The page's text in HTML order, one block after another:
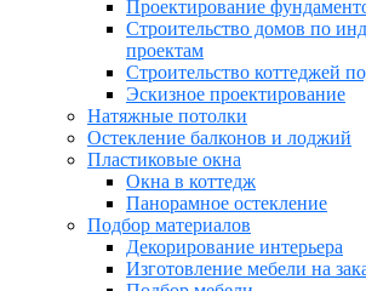
Проектирование
Строительство домов по
проектам
Строительство коттеджей
Эскизное проектирование
Натяжные потолки
Остекление балконов и лоджий
Пластиковые окна
Окна в коттедж
Панорамное остекление
Подбор материалов
Декорирование интерьера
Изготовление мебели на